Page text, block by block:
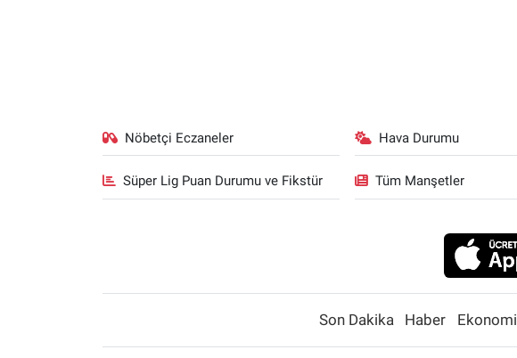
Nöbetçi Eczaneler Hava Durumu
Süper Lig Puan Durumu ve Fikstür Tüm Manşetler
Son Dakika Haber Ekonomi